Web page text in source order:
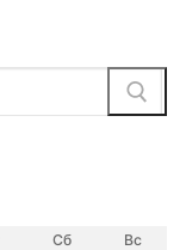
Сб
Вс